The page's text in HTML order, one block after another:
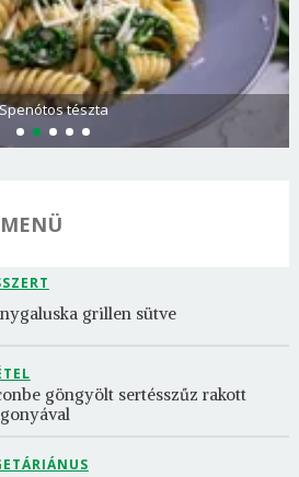
tészta
grillen sütve
göngyölt sertésszűz rakott